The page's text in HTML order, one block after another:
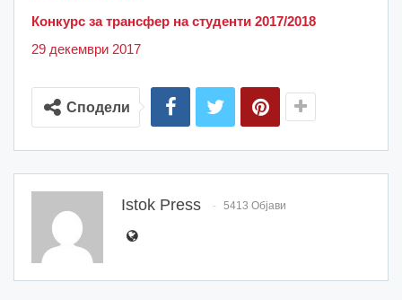
Конкурс за трансфер на студенти 2017/2018
29 декември 2017
Сподели
Istok Press 5413 Објави